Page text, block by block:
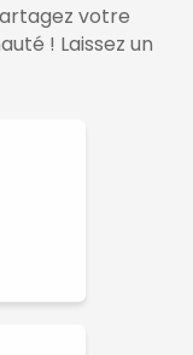
votre
! Laissez un